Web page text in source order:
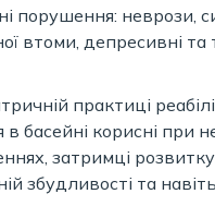
порушення: неврози,
втоми, депресивні та
практиці
в басейні корисні при
затримці розвитку,
збудливості та